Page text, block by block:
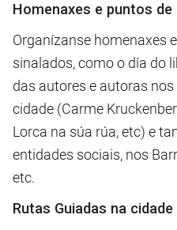
Homenaxes e puntos
Organízanse homenaxes
sinalados, como o día do
das autores e autoras
cidade (Carme
Lorca na súa rúa, etc) e
entidades sociais, nos
etc.
Rutas Guiadas na cidade